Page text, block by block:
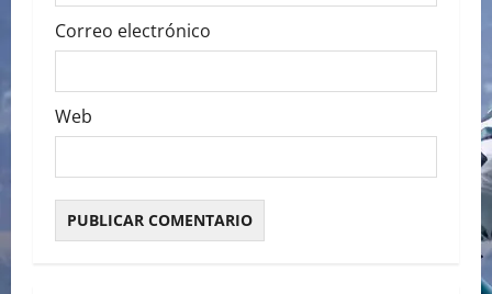
Correo electrónico
Web